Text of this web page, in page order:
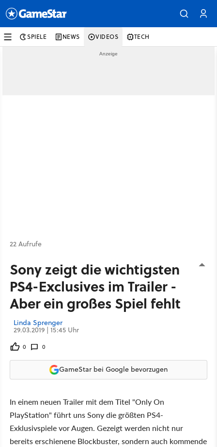
SPIELE NEWS VIDEOS TECH
22 Aufrufe
Sony zeigt die wichtigsten
PS4-Exclusives im Trailer -
Aber ein großes Spiel fehlt
Linda Sprenger
29.03.2019 | 15:45 Uhr
0 0
GameStar bei Google bevorzugen
In einem neuen Trailer mit dem Titel "Only On
PlayStation" führt uns Sony die größten PS4-
Exklusivspiele vor Augen. Gezeigt werden nicht nur
bereits erschienene Blockbuster, sondern auch kommende